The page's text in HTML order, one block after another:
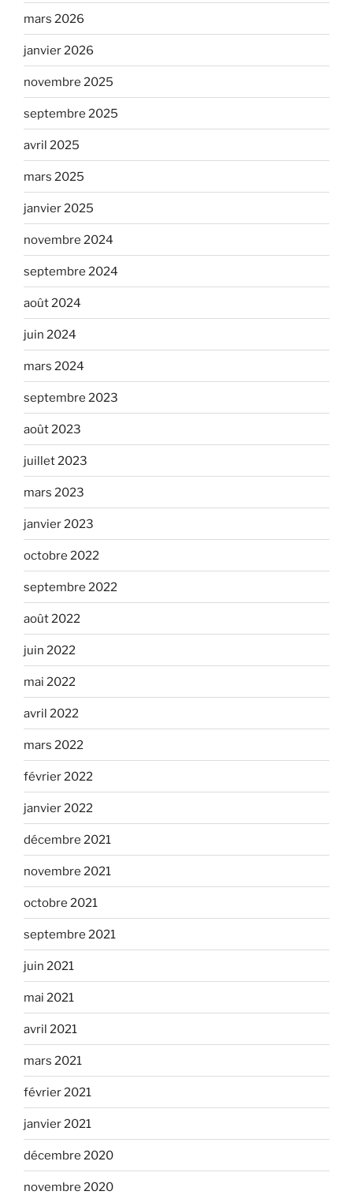
mars 2026
janvier 2026
novembre 2025
septembre 2025
avril 2025
mars 2025
janvier 2025
novembre 2024
septembre 2024
août 2024
juin 2024
mars 2024
septembre 2023
août 2023
juillet 2023
mars 2023
janvier 2023
octobre 2022
septembre 2022
août 2022
juin 2022
mai 2022
avril 2022
mars 2022
février 2022
janvier 2022
décembre 2021
novembre 2021
octobre 2021
septembre 2021
juin 2021
mai 2021
avril 2021
mars 2021
février 2021
janvier 2021
décembre 2020
novembre 2020